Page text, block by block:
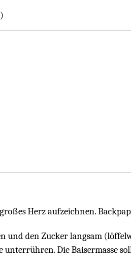
Herz aufzeichnen.
und den Zucker langsam
unterrühren. Die Baisermasse